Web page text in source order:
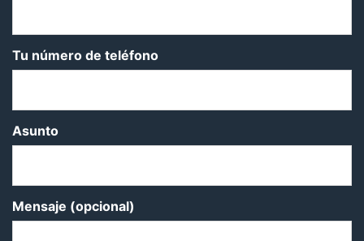
Tu número de teléfono
Asunto
Mensaje (opcional)